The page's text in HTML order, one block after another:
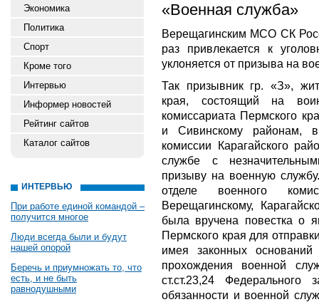
Экономика
Политика
Спорт
Кроме того
Интервью
Информер новостей
Рейтинг сайтов
Каталог сайтов
ИНТЕРВЬЮ
При работе единой командой –
получится многое
Люди всегда были и будут
нашей опорой
Беречь и приумножать то, что
есть, и не быть
равнодушными
«Военная служба»
Верещагинским МСО СК
раз привлекается к
уклоняется от призыва на
Так призывник гр. «З»,
края, состоящий на
комиссариата Пермского
и Сивинскому районам,
комиссии Карагайского
службе с
призыву на военную
отделе военного
Верещагинскому,
была вручена повестка о
Пермского края для
имея законных
прохождения военной
ст.ст.23,24
обязанности и военной